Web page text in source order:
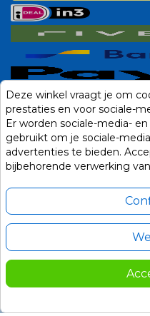
Deze winkel vraagt je om
prestaties en voor sociale-
Er worden sociale-media-
gebruikt om je sociale-
advertenties te bieden.
bijbehorende verwerking